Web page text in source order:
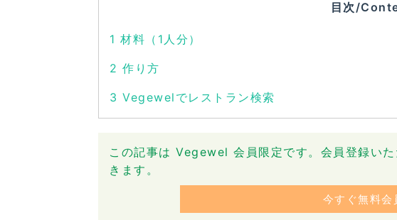
目次/
1 材料（1人分）
2 作り方
3 Vegewelでレストラン検索
この記事は Vegewel 会員限定です。会員登録い
きます。
今すぐ無料会